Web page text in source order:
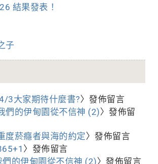
結果發表！
子
3大家期待什麼書?〉發佈留言
們的伊甸園從不信神 (2)〉發佈留
度菸癮者與海的約定〉發佈留言
〉發佈留言
們的伊甸園從不信神 (2)〉發佈留言